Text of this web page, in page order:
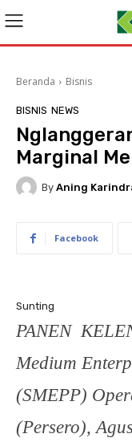
Beranda Bisnis
BISNIS NEWS
Marginal
By Aning
Facebook
Sunting
PANEN
Medium
(SMEPP)
(Persero),